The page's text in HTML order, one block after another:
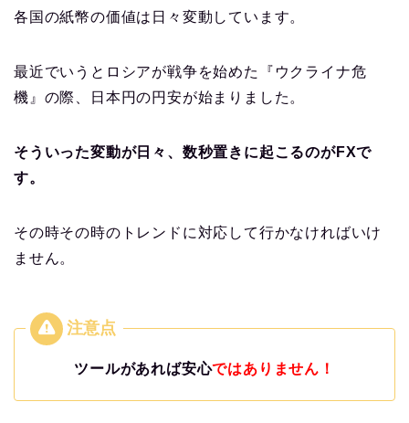
各国の紙幣の価値は日々変動しています。
最近でいうとロシアが戦争を始めた『ウクライナ危
機』の際、日本円の円安が始まりました。
そういった変動が日々、数秒置きに起こるのがFXで
す。
その時その時のトレンドに対応して行かなければいけ
ません。
ツールがあれば安心ではありません！